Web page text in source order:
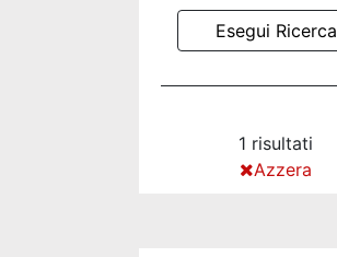
Esegui Ricerca
1 risultati
Azzera